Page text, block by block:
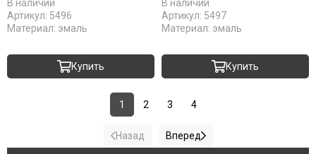
В наличии
Артикул: 5496
Материал: эмаль
Купить
В наличии
Артикул: 5497
Материал: эмаль
Купить
Назад
1 2 3 4
Вперед